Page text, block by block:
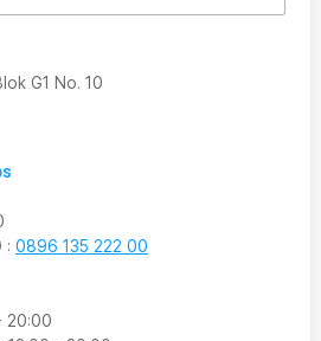
G1 No. 10
: 0896 135 222 00
20:00